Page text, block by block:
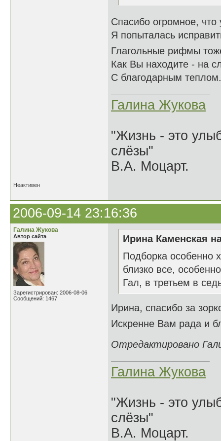
Спасибо огромное,
Я попыталась
Глагольные рифмы
Как Вы находите - на
С благодарным
Галина Жукова
"Жизнь - это
слёзы"
В.А. Моцарт.
Неактивен
2006-09-14 23:16:36
Галина Жукова
Автор сайта
Зарегистрирован: 2006-08-06
Сообщений: 1467
Ирина Каменская
Подборка особенно
близко все,
Гал, в третьем в
Ирина, спасибо за
Искренне Вам рада и
Отредактировано
Галина Жукова
"Жизнь - это
слёзы"
В.А. Моцарт.